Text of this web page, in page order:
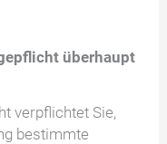
überhaupt
verpflichtet Sie,
bestimmte